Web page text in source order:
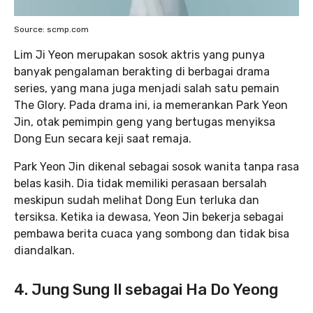
Source: scmp.com
Lim Ji Yeon merupakan sosok aktris yang punya
banyak pengalaman berakting di berbagai drama
series, yang mana juga menjadi salah satu pemain
The Glory. Pada drama ini, ia memerankan Park Yeon
Jin, otak pemimpin geng yang bertugas menyiksa
Dong Eun secara keji saat remaja.
Park Yeon Jin dikenal sebagai sosok wanita tanpa rasa
belas kasih. Dia tidak memiliki perasaan bersalah
meskipun sudah melihat Dong Eun terluka dan
tersiksa. Ketika ia dewasa, Yeon Jin bekerja sebagai
pembawa berita cuaca yang sombong dan tidak bisa
diandalkan.
4. Jung Sung Il sebagai Ha Do Yeong